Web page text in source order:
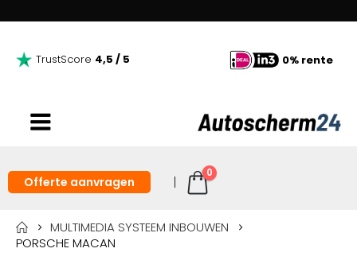
TrustScore 4,5 / 5 0% rente
Offerte aanvragen
0
MULTIMEDIA SYSTEEM INBOUWEN
PORSCHE MACAN